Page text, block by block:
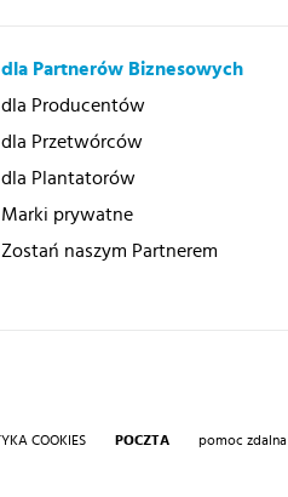
dla Partnerów Biznesowych
dla Producentów
dla Przetwórców
dla Plantatorów
Marki prywatne
Zostań naszym Partnerem
COOKIES POCZTA pomoc zdalna